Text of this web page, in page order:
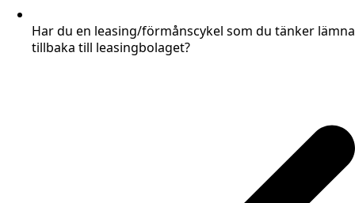
Har du en leasing/förmånscykel som du tänker lämna
tillbaka till leasingbolaget?